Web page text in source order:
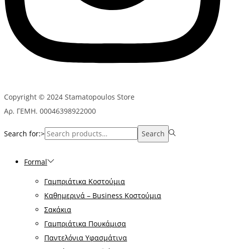
Copyright © 2024 Stamatopoulos Store
Αρ. ΓΕΜΗ. 00046398922000
Search for:> Search
Formal
Γαμπριάτικα Κοστούμια
Καθημερινά – Business Κοστούμια
Σακάκια
Γαμπριάτικα Πουκάμισα
Παντελόνια Υφασμάτινα